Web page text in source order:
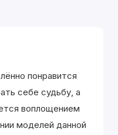
понравится
себе судьбу, а
воплощением
моделей данной